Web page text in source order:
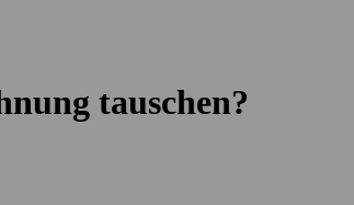
tauschen?